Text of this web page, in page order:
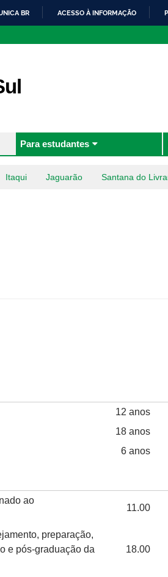
BR ACESSO À INFORMAÇÃO
Para estudantes
Itaqui Jaguarão Santana do
12 anos
18 anos
6 anos
ao
11.00
preparação,
e pós-graduação da
18.00